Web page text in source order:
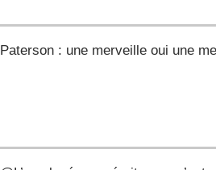
Paterson : une merveille oui une